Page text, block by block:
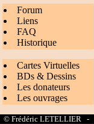
Forum
Liens
FAQ
Historique
Cartes Virtuelles
BDs & Dessins
Les donateurs
Les ouvrages
© Frédéric LETELLIER -